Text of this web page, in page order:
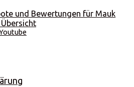
und Bewertungen für Mauk